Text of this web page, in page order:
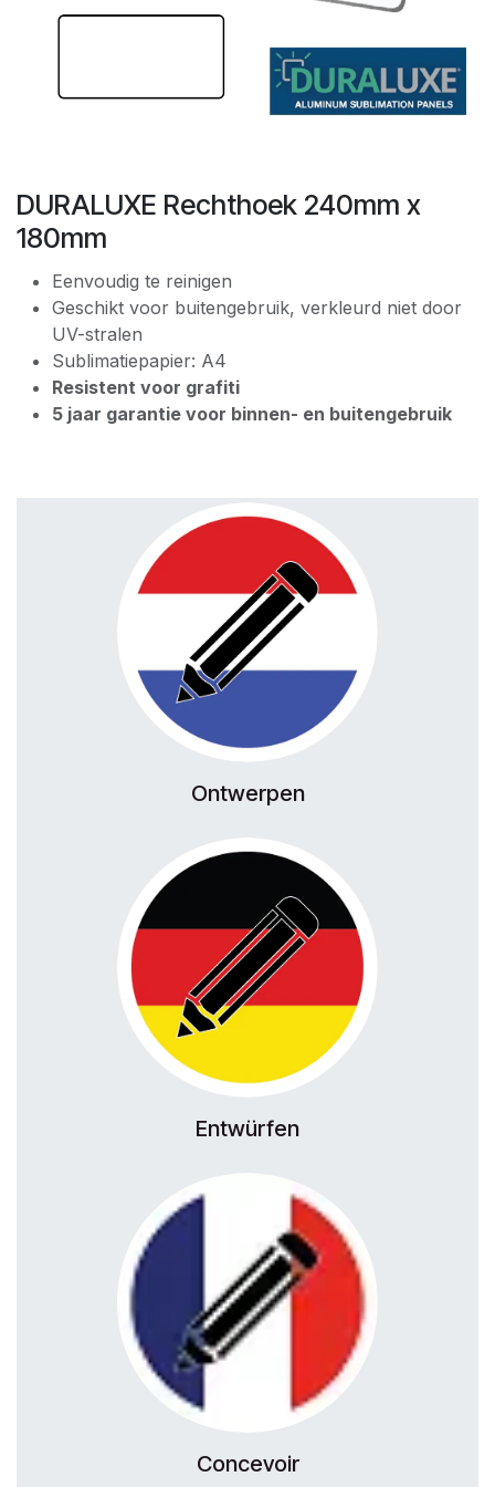
DURALUXE Rechthoek 240mm x
180mm
Eenvoudig te reinigen
Geschikt voor buitengebruik, verkleurd niet door
UV-stralen
Sublimatiepapier: A4
Resistent voor grafiti
5 jaar garantie voor binnen- en buitengebruik
Ontwerpen
Entwürfen
Concevoir